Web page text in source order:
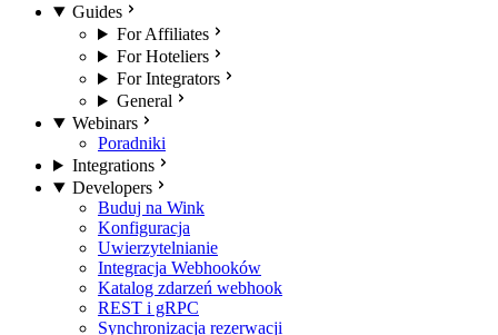
Guides
For Affiliates
For Hoteliers
For Integrators
General
Webinars
Poradniki
Integrations
Developers
Buduj na Wink
Konfiguracja
Uwierzytelnianie
Integracja Webhooków
Katalog zdarzeń webhook
REST i gRPC
Synchronizacja rezerwacji